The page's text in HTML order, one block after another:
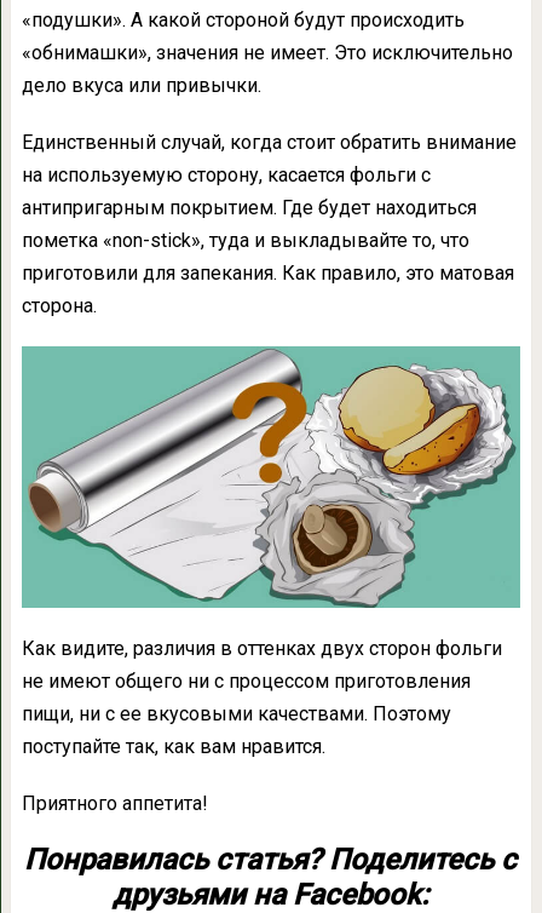
«подушки». А какой стороной будут происходить
«обнимашки», значения не имеет. Это исключительно
дело вкуса или привычки.
Единственный случай, когда стоит обратить внимание
на используемую сторону, касается фольги с
антипригарным покрытием. Где будет находиться
пометка «non-stick», туда и выкладывайте то, что
приготовили для запекания. Как правило, это матовая
сторона.
Как видите, различия в оттенках двух сторон фольги
не имеют общего ни с процессом приготовления
пищи, ни с ее вкусовыми качествами. Поэтому
поступайте так, как вам нравится.
Приятного аппетита!
Понравилась статья? Поделитесь с
друзьями на Facebook: